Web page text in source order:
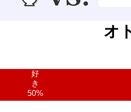
オ
好
き
50%